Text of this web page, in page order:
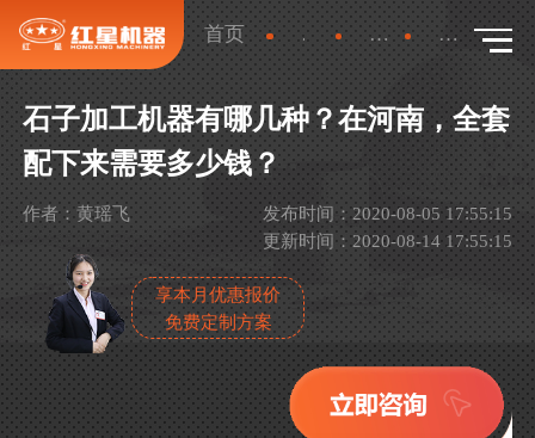
首页 新闻 行业新闻 详情
石子加工机器有哪几种？在河南，全套
配下来需要多少钱？
作者：黄瑶飞
发布时间：2020-08-05 17:55:15
更新时间：2020-08-14 17:55:15
享本月优惠报价
免费定制方案